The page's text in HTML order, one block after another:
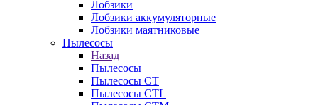
Лобзики
Лобзики аккумуляторные
Лобзики маятниковые
Пылесосы
Назад
Пылесосы
Пылесосы CT
Пылесосы CTL